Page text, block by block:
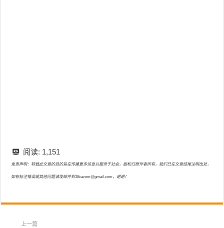
阅读: 1,151
免责声明：转载此文章的目的旨在传播更多信息以服务于社会，版权归原作者所有，我们已在文章结尾注明出处，
如有标注错误或其他问题请发邮件到18cacom@gmail.com，谢谢！
上一篇